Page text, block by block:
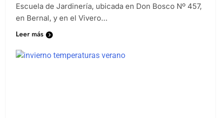
Escuela de Jardinería, ubicada en Don Bosco Nº 457,
en Bernal, y en el Vivero…
Leer más